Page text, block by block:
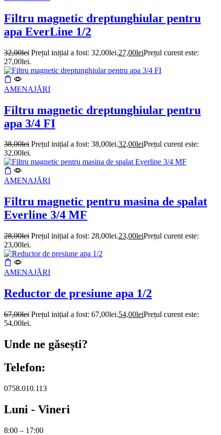
Filtru magnetic dreptunghiular pentru
apa EverLine 1/2
32,00lei Prețul inițial a fost: 32,00lei.27,00leiPrețul curent este:
27,00lei.
AMENAJĂRI
Filtru magnetic dreptunghiular pentru
apa 3/4 FI
38,00lei Prețul inițial a fost: 38,00lei.32,00leiPrețul curent este:
32,00lei.
AMENAJĂRI
Filtru magnetic pentru masina de spalat
Everline 3/4 MF
28,00lei Prețul inițial a fost: 28,00lei.23,00leiPrețul curent este:
23,00lei.
AMENAJĂRI
Reductor de presiune apa 1/2
67,00lei Prețul inițial a fost: 67,00lei.54,00leiPrețul curent este:
54,00lei.
Unde ne găsești?
Telefon:
0758.010.113
Luni - Vineri
8:00 – 17:00